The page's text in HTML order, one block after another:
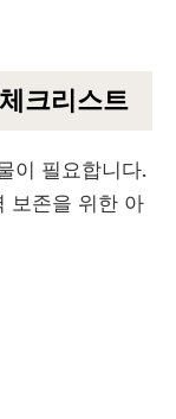
크리스트
이 필요합니다.
보존을 위한 아